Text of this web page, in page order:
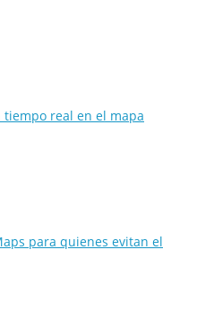
tiempo real en el mapa
para quienes evitan el